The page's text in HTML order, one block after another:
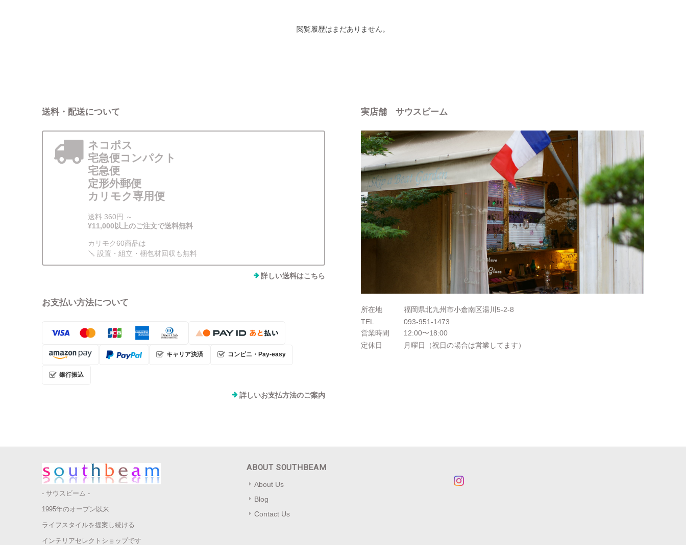
閲覧履歴はまだありません。
送料・配送について
ネコポス
宅急便コンパクト
宅急便
定形外郵便
カリモク専用便
送料 360円 ～
¥11,000以上のご注文で送料無料
カリモク60商品は
🪛 設置・組立・梱包材回収も無料
詳しい送料はこちら
お支払い方法について
キャリア決済 コンビニ・Pay-easy
銀行振込
詳しいお支払方法のご案内
実店舗 サウスビーム
所在地
福岡県北九州市小倉南区湯川5-2-8
TEL
093-951-1473
営業時間
12:00〜18:00
定休日
月曜日（祝日の場合は営業してます）
- サウスビーム -
1995年のオープン以来
ライフスタイルを提案し続ける
インテリアセレクトショップです
ABOUT SOUTHBEAM
About Us
Blog
Contact Us